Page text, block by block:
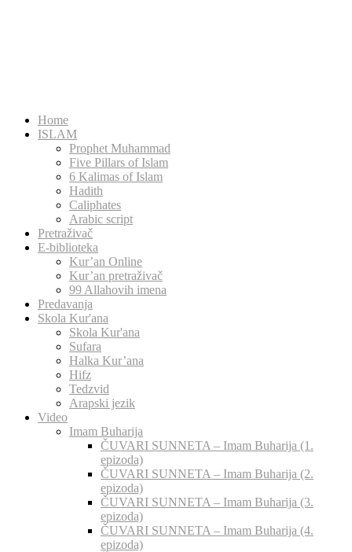
Home
ISLAM
Prophet Muhammad
Five Pillars of Islam
6 Kalimas of Islam
Hadith
Caliphates
Arabic script
Pretraživač
E-biblioteka
Kur’an Online
Kur’an pretraživač
99 Allahovih imena
Predavanja
Skola Kur'ana
Skola Kur'ana
Sufara
Halka Kur’ana
Hifz
Tedzvid
Arapski jezik
Video
Imam Buharija
ČUVARI SUNNETA – Imam Buharija (1.
epizoda)
ČUVARI SUNNETA – Imam Buharija (2.
epizoda)
ČUVARI SUNNETA – Imam Buharija (3.
epizoda)
ČUVARI SUNNETA – Imam Buharija (4.
epizoda)